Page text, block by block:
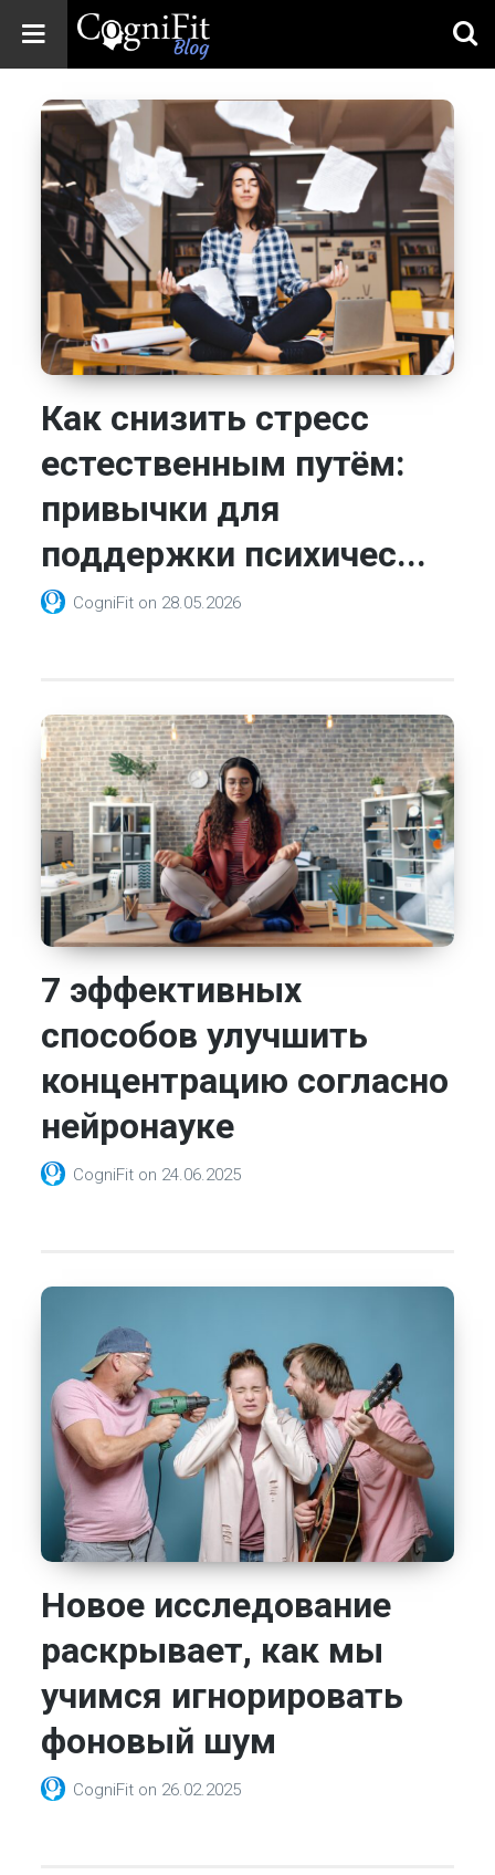
Blog: Brain
Health
News
Brain Training,
Mental Health, and
Wellness
Как снизить стресс
естественным путём:
привычки для
поддержки психичес...
CogniFit on 28.05.2026
7 эффективных
способов улучшить
концентрацию согласно
нейронауке
CogniFit on 24.06.2025
Новое исследование
раскрывает, как мы
учимся игнорировать
фоновый шум
CogniFit on 26.02.2025